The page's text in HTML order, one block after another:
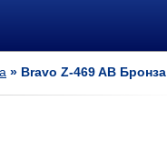
» Bravo Z-469 AB Бронза